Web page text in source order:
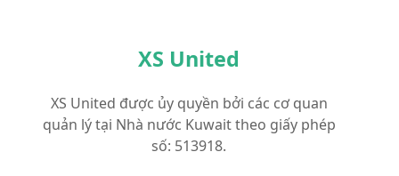
XS United
XS United được ủy quyền bởi các cơ quan
quản lý tại Nhà nước Kuwait theo giấy phép
số: 513918.